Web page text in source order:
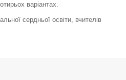
варіантах.
сердньої освіти, вчителів